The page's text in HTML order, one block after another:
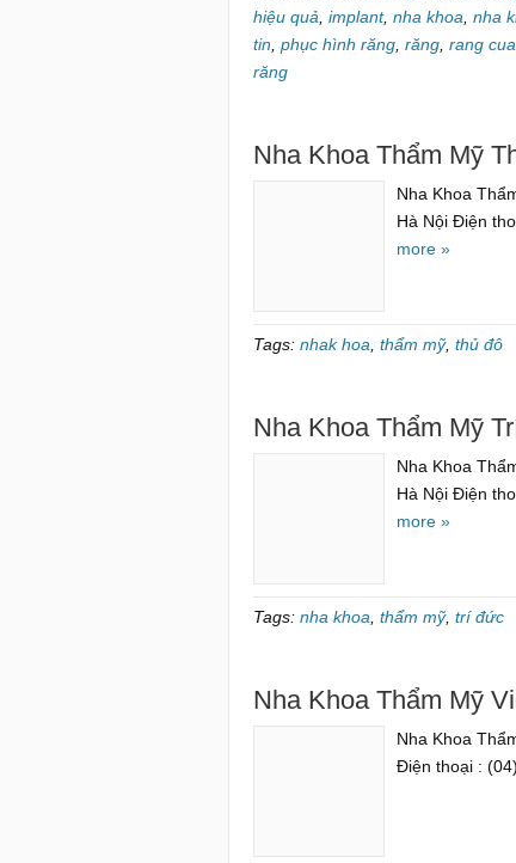
hiệu quả implant, nha khoa nha
tin phục hình răng răng rang cua
răng
Nha Khoa Thẩm Mỹ
Nha Khoa
Hà Nội Điện
more »
Tags: nhak hoa thẩm mỹ, thủ đô
Nha Khoa Thẩm Mỹ
Nha Khoa
Hà Nội Điện
more »
Tags: nha khoa thẩm mỹ, trí đức
Nha Khoa Thẩm Mỹ
Nha Khoa
Điện thoại :